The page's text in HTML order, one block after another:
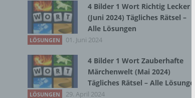
4 Bilder 1 Wort Richtig Lecker
(Juni 2024) Tägliches Rätsel –
Alle Lösungen
LÖSUNGEN 01. Juni 2024
4 Bilder 1 Wort Zauberhafte
Märchenwelt (Mai 2024)
Tägliches Rätsel – Alle Lösungen
LÖSUNGEN 29. April 2024